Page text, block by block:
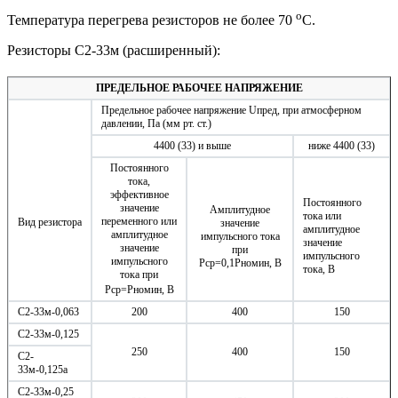
Температура перегрева резисторов не более 70 оС.
Резисторы С2-33м (расширенный):
ПРЕДЕЛЬНОЕ РАБОЧЕЕ НАПРЯЖЕНИЕ
Вид резистора
Предельное рабочее напряжение Uпред, при атмосферном
давлении, Па (мм рт. ст.)
4400 (33) и выше
ниже 4400 (33)
Постоянного
тока,
эффективное
значение
переменного или
амплитудное
значение
импульсного
тока при
Рср=Рномин, В
Амплитудное
значение
импульсного тока
при
Рср=0,1Рномин, В
Постоянного
тока или
амплитудное
значение
импульсного
тока, В
С2-33м-0,063 200 400
150
С2-33м-0,125
250
400 150
С2-
33м-0,125а
С2-33м-0,25